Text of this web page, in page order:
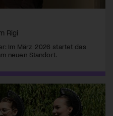
Rigi
Im März 2026 startet das
neuen Standort.